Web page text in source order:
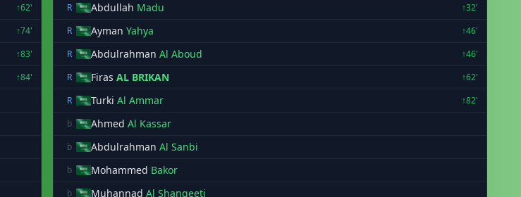
↑62'
↑74'
↑83'
↑84'
R
Abdullah Madu
↑32'
R
Ayman Yahya
↑46'
R
Abdulrahman Al Aboud
↑46'
R
Firas AL BRIKAN
↑62'
R
Turki Al Ammar
↑82'
b
Ahmed Al Kassar
b Abdulrahman Al Sanbi
b Mohammed Bakor
b Muhannad Al Shanqeeti